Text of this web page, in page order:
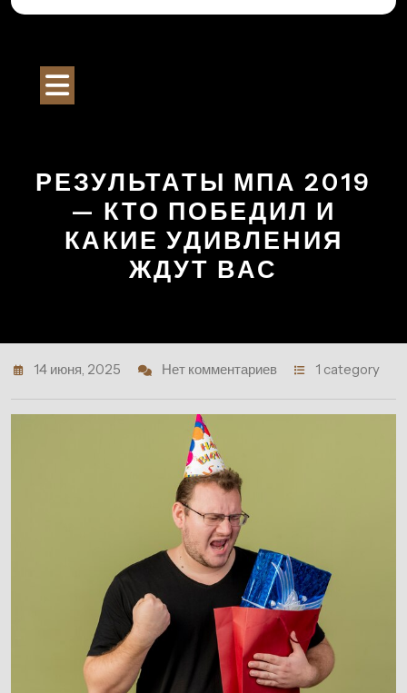
Перейти
РЕЗУЛЬТАТЫ МПА 2019
— КТО ПОБЕДИЛ И
КАКИЕ УДИВЛЕНИЯ
ЖДУТ ВАС
14 июня, 2025 Нет комментариев 1 category